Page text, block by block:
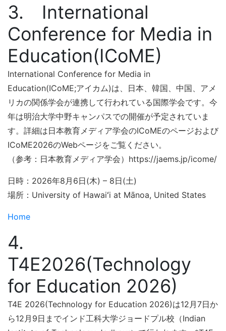
3. International
Conference for Media in
Education(ICoME)
International Conference for Media in
Education(ICoME;アイカム)は、日本、韓国、中国、アメ
リカの関係学会が連携して行われている国際学会です。今
年は明治大学中野キャンパスでの開催が予定されていま
す。詳細は日本教育メディア学会のICoMEのページおよび
ICoME2026のWebページをご覧ください。
（参考：日本教育メディア学会）https://jaems.jp/icome/
日時：2026年8月6日(木) – 8日(土)
場所：University of Hawaiʻi at Mānoa, United States
Home
4.
T4E2026(Technology
for Education 2026)
T4E 2026(Technology for Education 2026)は12月7日か
ら12月9日までインド工科大学ジョードプル校（Indian